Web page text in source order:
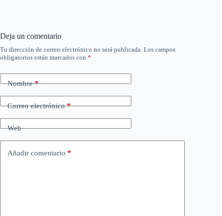
Deja un comentario
Tu dirección de correo electrónico no será publicada. Los campos
obligatorios están marcados con *
Nombre*
Correo electrónico*
Web
Añadir comentario *